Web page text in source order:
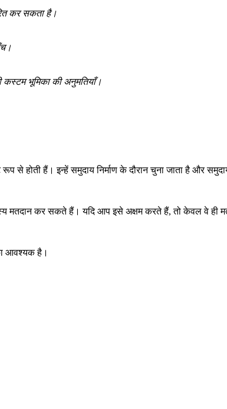
कर सकता है।
कस्टम भूमिका की अनुमतियाँ।
से होती हैं। इन्हें समुदाय निर्माण के दौरान चुना जाता है और
मतदान कर सकते हैं। यदि आप इसे अक्षम करते हैं, तो केवल वे ही
आवश्यक है।